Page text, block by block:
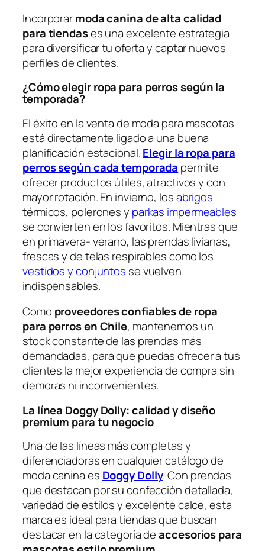
Incorporarmoda canina de alta calidad
para tiendases una excelente estrategia
para diversificar tu oferta y captar nuevos
perfiles de clientes.
¿Cómo elegir ropa para perros según la
temporada?
El éxito en la venta de moda para mascotas
está directamente ligado a una buena
planificación estacional.Elegir la ropa para
perros según cada temporada permite
ofrecer productos útiles, atractivos y con
mayor rotación. En invierno, losabrigos
térmicos, polerones y parkas impermeables
se convierten en los favoritos. Mientras que
en primavera- verano, las prendas livianas,
frescas y de telas respirables como los
vestidos y conjuntos se vuelven
indispensables.
Como proveedores confiables de ropa
para perros en Chile, mantenemos un
stock constante de las prendas más
demandadas, para que puedas ofrecer a tus
clientes la mejor experiencia de compra sin
demoras ni inconvenientes.
La línea Doggy Dolly: calidad y diseño
premium para tu negocio
Una de las líneas más completas y
diferenciadoras en cualquier catálogo de
moda canina es Doggy Dolly. Con prendas
que destacan por su confección detallada,
variedad de estilos y excelente calce, esta
marca es ideal para tiendas que buscan
destacar en la categoría deaccesorios para